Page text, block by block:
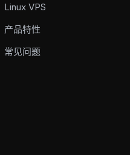
Linux VPS
产品特性
常见问题